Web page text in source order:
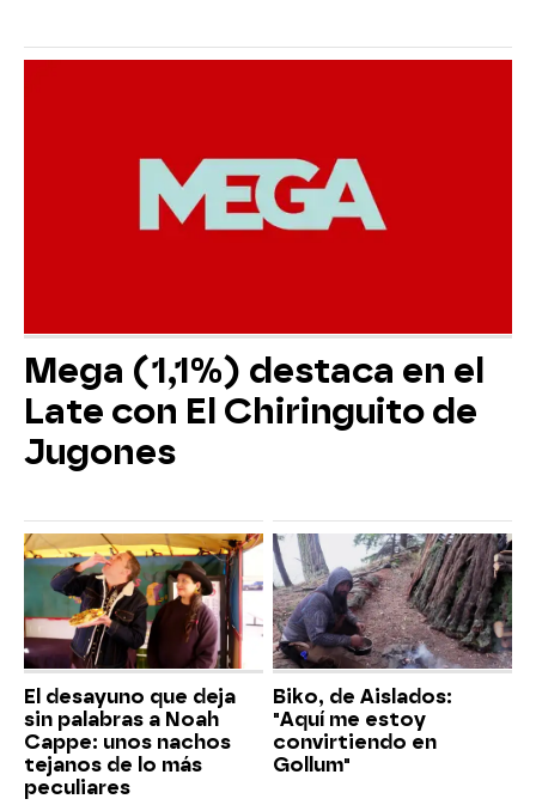
Mega (1,1%) destaca en el
Late con El Chiringuito de
Jugones
El desayuno que deja
sin palabras a Noah
Cappe: unos nachos
tejanos de lo más
peculiares
Biko, de Aislados:
"Aquí me estoy
convirtiendo en
Gollum"